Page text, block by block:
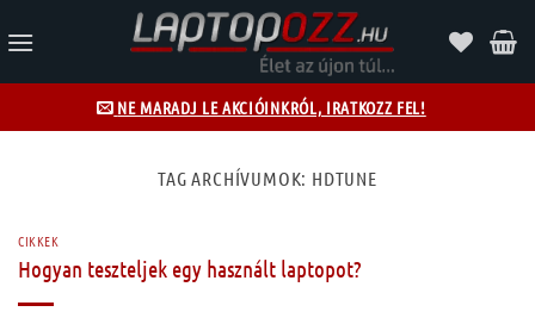
to
NE MARADJ LE AKCIÓINKRÓL, IRATKOZZ FEL!
TAG ARCHÍVUMOK: HDTUNE
CIKKEK
Hogyan teszteljek egy használt laptopot?